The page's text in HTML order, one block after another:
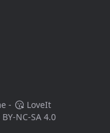
-
LoveIt
BY-NC-SA 4.0